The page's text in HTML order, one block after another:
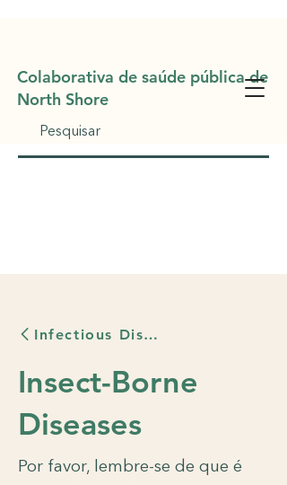
Colaborativa de saúde pública de
North Shore
Infectious Diseases
Insect-Borne
Diseases
Por favor, lembre-se de que é